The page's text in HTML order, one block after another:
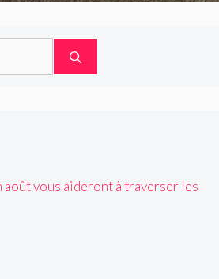
août vous aideront à traverser les